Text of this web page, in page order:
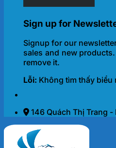
Sign up for
Signup for our
sales and new
remove it.
Lỗi: Không tìm thấy biểu
146 Quách Thị Trang